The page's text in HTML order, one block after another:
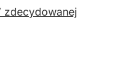
zdecydowanej